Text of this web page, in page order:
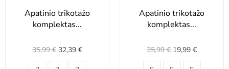
Apatinio trikotažo
komplektas...
35,99 € 32,39 €
Apatinio trikotažo
komplektas...
35,99 € 19,99 €